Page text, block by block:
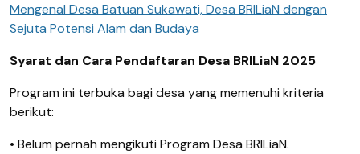
Mengenal Desa Batuan Sukawati, Desa BRILiaN dengan
Sejuta Potensi Alam dan Budaya
Syarat dan Cara Pendaftaran Desa BRILiaN 2025
Program ini terbuka bagi desa yangmemenuhi kriteria
berikut:
• Belum pernah mengikuti Program Desa BRILiaN.